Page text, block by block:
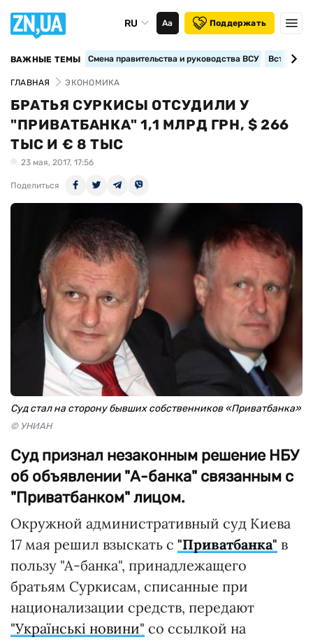
RU Аа Поддержать
ВАЖНЫЕ ТЕМЫ Смена правительства и руководства ВСУ
ГЛАВНАЯ ЭКОНОМИКА
БРАТЬЯ СУРКИСЫ ОТСУДИЛИ У
"ПРИВАТБАНКА" 1,1 МЛРД ГРН, $ 266
ТЫС И € 8 ТЫС
23 мая, 2017, 17:56
Поделиться
Суд стал на сторону бывших собственников «Приватбанка»
© УНИАН
Суд признал незаконным решение НБУ
об объявлении "А-банка" связанным с
"Приватбанком" лицом.
Окружной административный суд Киева
17 мая решил взыскать с "Приватбанка" в
пользу "А-банка", принадлежащего
братьям Суркисам, списанные при
национализации средств, передают
"Українські новини" со ссылкой на